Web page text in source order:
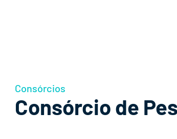
Consórcios
Consórcio de